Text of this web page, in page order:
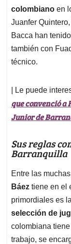
colombiano en
Juanfer
Bacca han
también con
técnico.
| Le puede
que convenció a
Junior de
Sus reglas
Barranquilla
Entre las
Báez tiene en el
primordiales es
selección de
colombiana
trabajo, se